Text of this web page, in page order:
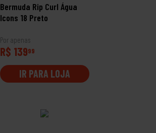
Bermuda Rip Curl Água
Icons 18 Preto
Por apenas
R$ 13999
IR PARA LOJA